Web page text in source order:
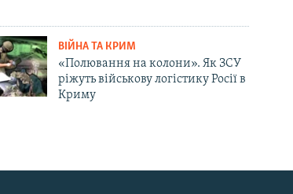
ВІЙНА ТА КРИМ
«Полювання на колони». Як ЗСУ
ріжуть військову логістику Росії в
Криму